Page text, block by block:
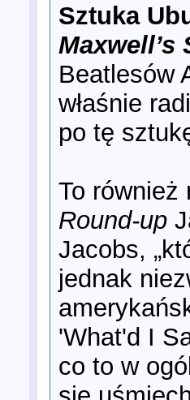
Sztuka
Maxwell’s
Beatlesów
właśnie
po tę
To również
Round-up
Jacobs,
jednak
'What'd I
co to w